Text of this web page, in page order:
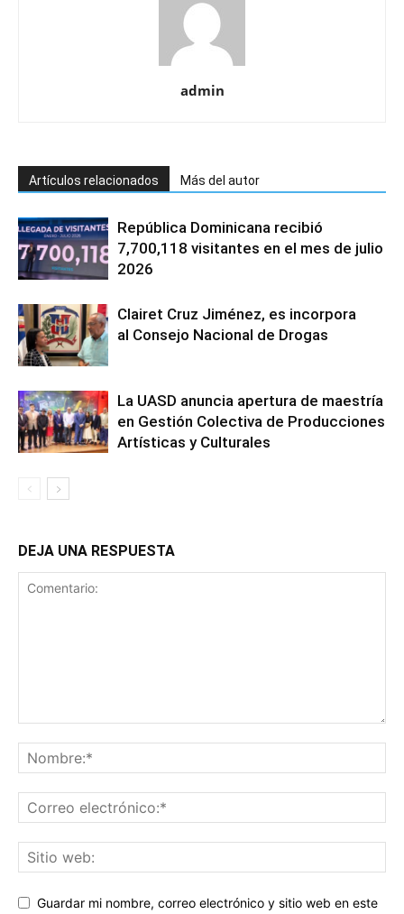
admin
Artículos relacionados Más del autor
República Dominicana recibió
7,700,118 visitantes en el mes de julio
2026
Clairet Cruz Jiménez, es incorpora
al Consejo Nacional de Drogas
La UASD anuncia apertura de maestría
en Gestión Colectiva de Producciones
Artísticas y Culturales
DEJA UNA RESPUESTA
Guardar mi nombre, correo electrónico y sitio web en este